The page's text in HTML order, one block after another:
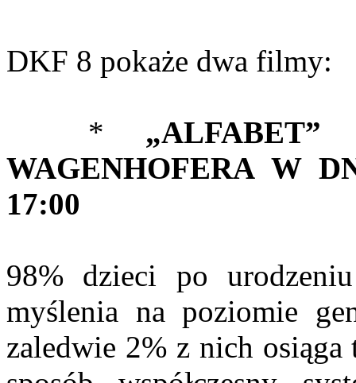
DKF 8 pokaże dwa filmy:
*
WAGENHOFERA W
17:00
98% dzieci po
myślenia na poziomie
zaledwie 2% z nich